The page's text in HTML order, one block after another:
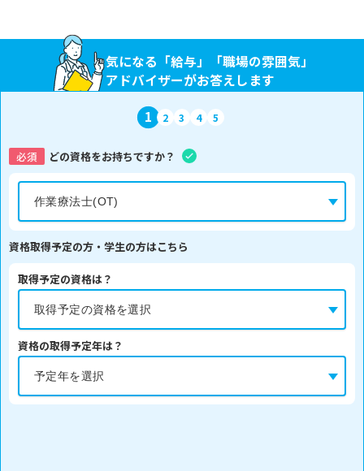
気になる「給与」「職場の雰囲気」
アドバイザーがお答えします
1 2 3 4 5
必須 どの資格をお持ちですか？
資格取得予定の方・学生の方はこちら
取得予定の資格は？
資格の取得予定年は？